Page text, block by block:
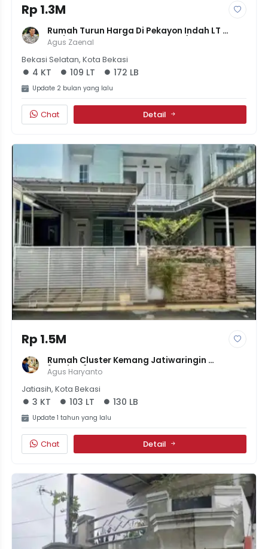
Rp 1.3M
Rumah Turun Harga Di Pekayon Indah LT
109/LB 172 | 4KT | Harga Rp1,25M (Terima
Bersih)
Agus Zaenal
Bekasi Selatan, Kota Bekasi
4 KT 109 LT 172 LB
Update 2 bulan yang lalu
Chat Detail
Rp 1.5M
Rumah Cluster Kemang Jatiwaringin
[103/130] | 3KT, 2KM | One Gate System, Aman
24 Jam, SHM & IMB | Rp1,5M
Agus Haryanto
Jatiasih, Kota Bekasi
3 KT 103 LT 130 LB
Update 1 tahun yang lalu
Chat Detail